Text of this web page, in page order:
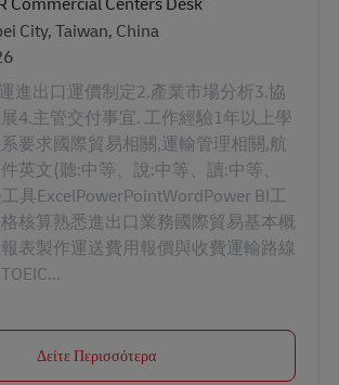
City, Taiwan, China
進出口運價制定2.產業市場分析3.協
4.主管交付事宜. 工作經驗1年以上學
要求國際貿易相關,運輸管理相關,航
英文(聽:中等、說:中等、讀:中等、
具ExcelPowerPointWordPower BI工
核算熟悉進出口業務國際貿易基本概
表製作運送費用報價與收費運輸路線
Δείτε Περισσότερα